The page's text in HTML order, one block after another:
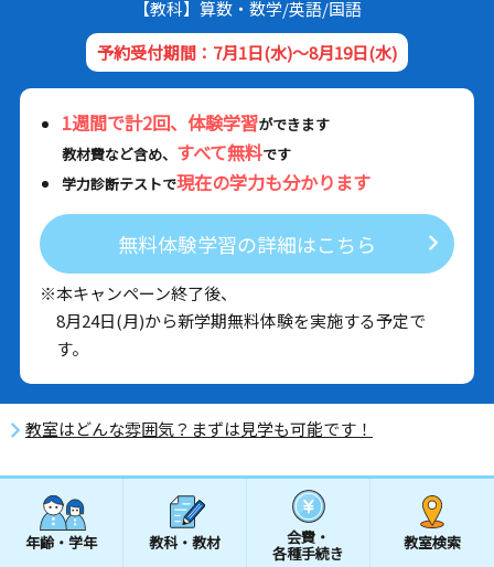
【教科】算数・数学/英語/国語
予約受付期間：7月1日(水)～8月19日(水)
1週間で計2回、体験学習ができます
教材費など含め、 すべて無料です
学力診断テストで現在の学力も分かります
無料体験学習の詳細はこちら
※本キャンペーン終了後、
8月24日(月)から新学期無料体験を実施する予定で
す。
教室はどんな雰囲気？まずは見学も可能です！
年齢・学年 教科・教材 会費・
各種手続き
教室検索